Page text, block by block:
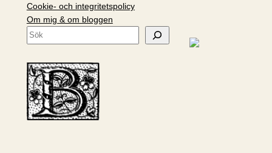
Cookie- och integritetspolicy
Om mig & om bloggen
S
k